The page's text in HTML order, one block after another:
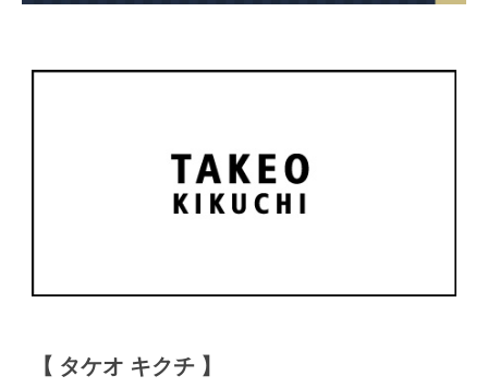
【 タケオ キクチ 】